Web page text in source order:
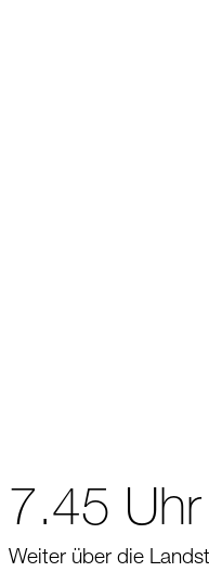
7.45 Uhr
Weiter über die